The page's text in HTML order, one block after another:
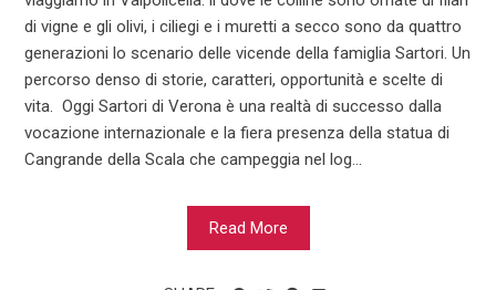
di vigne e gli olivi, i ciliegi e i muretti a secco sono da quattro
generazioni lo scenario delle vicende della famiglia Sartori. Un
percorso denso di storie, caratteri, opportunità e scelte di
vita. Oggi Sartori di Verona è una realtà di successo dalla
vocazione internazionale e la fiera presenza della statua di
Cangrande della Scala che campeggia nel log...
Read More